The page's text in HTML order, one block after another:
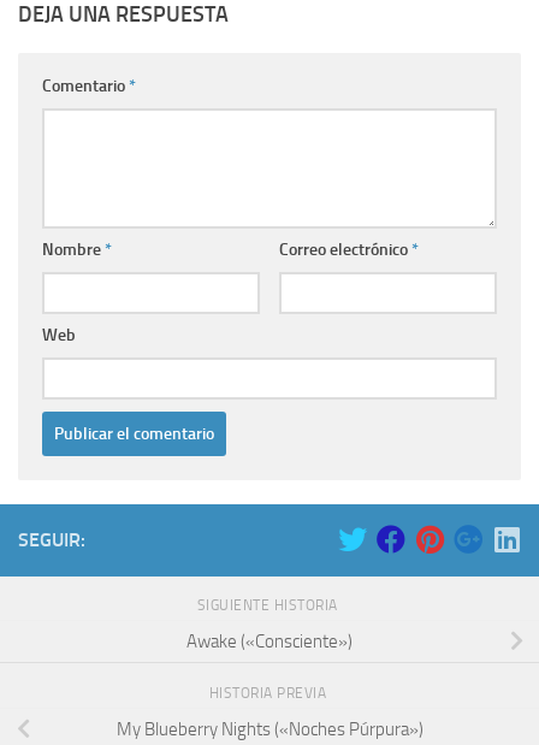
DEJA UNA RESPUESTA
Comentario*
Nombre* Correo electrónico*
Web
SEGUIR:
SIGUIENTE HISTORIA
Awake («Consciente»)
HISTORIA PREVIA
My Blueberry Nights («Noches Púrpura»)